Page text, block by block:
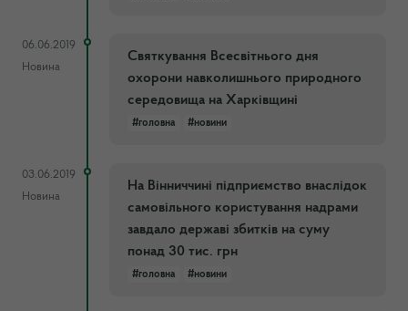
06.06.2019
Новина
Святкування Всесвітнього дня
охорони навколишнього природного
середовища на Харківщині
#головна #новини
03.06.2019
Новина
На Вінниччині підприємство внаслідок
самовільного користування надрами
завдало державі збитків на суму
понад 30 тис. грн
#головна #новини